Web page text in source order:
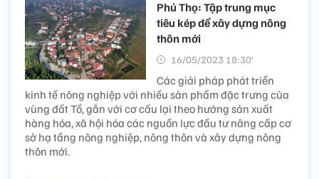
Phú Thọ: Tập trung mục
tiêu kép để xây dựng nông
thôn mới
16/05/2023 18:30’
Các giải pháp phát triển
kinh tế nông nghiệp với nhiều sản phẩm đặc trưng của
vùng đất Tổ, gắn với cơ cấu lại theo hướng sản xuất
hàng hóa, xã hội hóa các nguồn lực đầu tư nâng cấp cơ
sở hạ tầng nông nghiệp, nông thôn và xây dựng nông
thôn mới.